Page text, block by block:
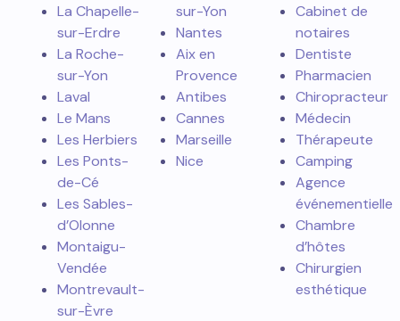
La Chapelle-
sur-Erdre
La Roche-
sur-Yon
Laval
Le Mans
Les Herbiers
Les Ponts-
de-Cé
Les Sables-
d’Olonne
Montaigu-
Vendée
Montrevault-
sur-Èvre
sur-Yon
Nantes
Aix en
Provence
Antibes
Cannes
Marseille
Nice
Cabinet de
notaires
Dentiste
Pharmacien
Chiropracteur
Médecin
Thérapeute
Camping
Agence
événementielle
Chambre
d’hôtes
Chirurgien
esthétique